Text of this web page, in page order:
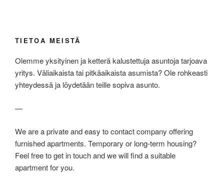
TIETOA MEISTÄ
Olemme yksityinen ja ketterä kalustettuja asuntoja tarjoava
yritys. Väliaikaista tai pitkäaikaista asumista? Ole rohkeasti
yhteydessä ja löydetään teille sopiva asunto.
—
We are a private and easy to contact company offering
furnished apartments. Temporary or long-term housing?
Feel free to get in touch and we will find a suitable
apartment for you.